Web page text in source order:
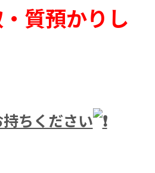
質預かりし
ちください